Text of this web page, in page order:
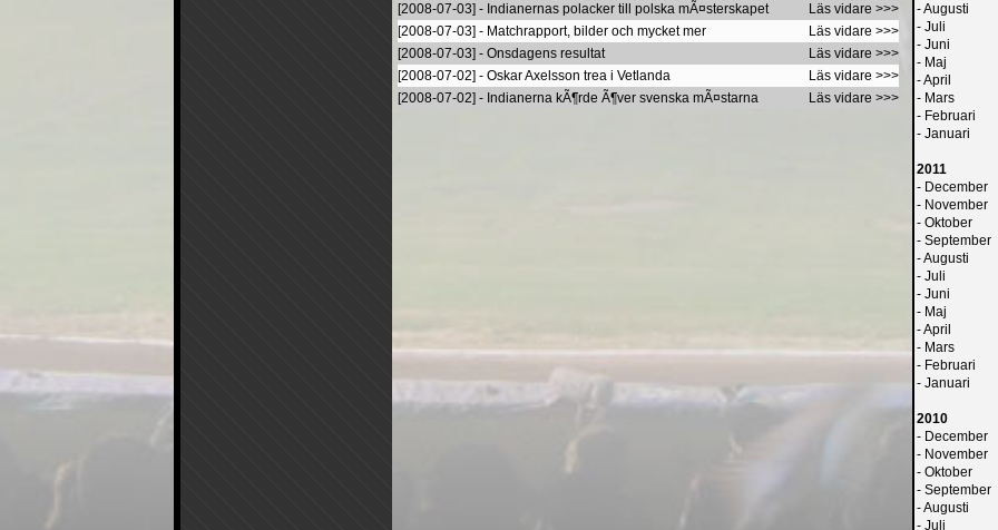
[2008-07-03] - Indianernas polacker till polska mÃ¤sterskapet
Läs vidare >>>
[2008-07-03] - Matchrapport, bilder och mycket mer
Läs vidare >>>
[2008-07-03] - Onsdagens resultat
Läs vidare >>>
[2008-07-02] - Oskar Axelsson trea i Vetlanda
Läs vidare >>>
[2008-07-02] - Indianerna kÃ¶rde Ã¶ver svenska mÃ¤starna
Läs vidare >>>
-Augusti
- Juli
- Juni
- Maj
-April
- Mars
- Februari
- Januari
2011
- December
- November
- Oktober
- September
-Augusti
- Juli
- Juni
- Maj
-April
- Mars
- Februari
- Januari
2010
- December
- November
- Oktober
- September
-Augusti
- Juli